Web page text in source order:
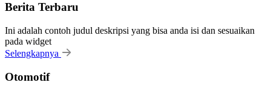
Berita Terbaru
Ini adalah contoh judul deskripsi yang bisa anda isi dan sesuaikan
pada widget
Selengkapnya
Otomotif